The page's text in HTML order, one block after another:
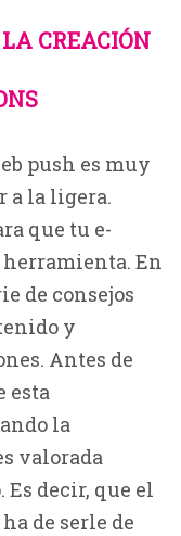
CREACIÓN
push es muy
a la ligera.
que tu e-
herramienta. En
de consejos
y
Antes de
esta
la
valorada
decir, que el
de serle de